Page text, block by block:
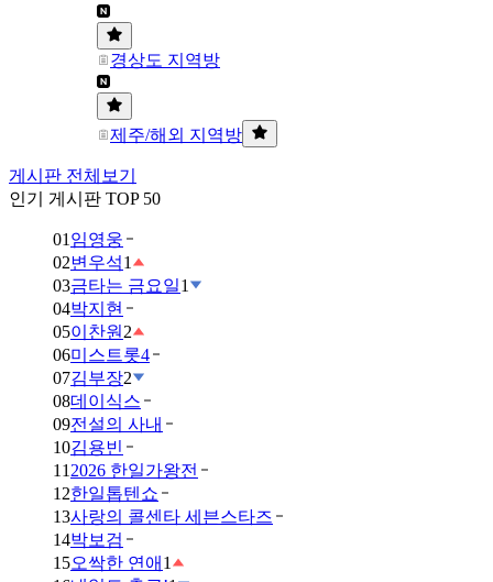
경상도 지역방
제주/해외 지역방
게시판 전체보기
인기 게시판 TOP 50
01 임영웅
02변우석1
03금타는 금요일1
04박지현
05이찬원 2
06미스트롯4
07김부장2
08데이식스
09전설의 사내
10김용빈
11 2026 한일가왕전
12한일톱텐쇼
13사랑의 콜센타 세븐스타즈
14박보검
15오싹한 연애 1